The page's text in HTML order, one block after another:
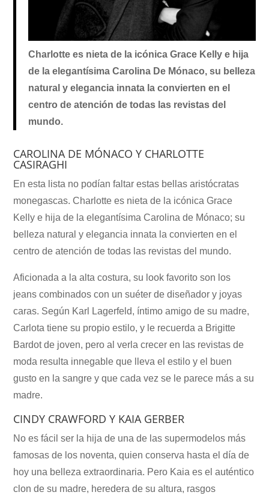
Charlotte es nieta de la icónica Grace Kelly e hija
de la elegantísima Carolina De Mónaco, su belleza
natural y elegancia innata la convierten en el
centro de atención de todas las revistas del
mundo.
CAROLINA DE MÓNACO Y CHARLOTTE
CASIRAGHI
En esta lista no podían faltar estas bellas aristócratas
monegascas. Charlotte es nieta de la icónica Grace
Kelly e hija de la elegantísima Carolina de Mónaco; su
belleza natural y elegancia innata la convierten en el
centro de atención de todas las revistas del mundo.
Aficionada a la alta costura, su look favorito son los
jeans combinados con un suéter de diseñador y joyas
caras. Según Karl Lagerfeld, íntimo amigo de su madre,
Carlota tiene su propio estilo, y le recuerda a Brigitte
Bardot de joven, pero al verla crecer en las revistas de
moda resulta innegable que lleva el estilo y el buen
gusto en la sangre y que cada vez se le parece más a su
madre.
CINDY CRAWFORD Y KAIA GERBER
No es fácil ser la hija de una de las supermodelos más
famosas de los noventa, quien conserva hasta el día de
hoy una belleza extraordinaria. Pero Kaia es el auténtico
clon de su madre, heredera de su altura, rasgos